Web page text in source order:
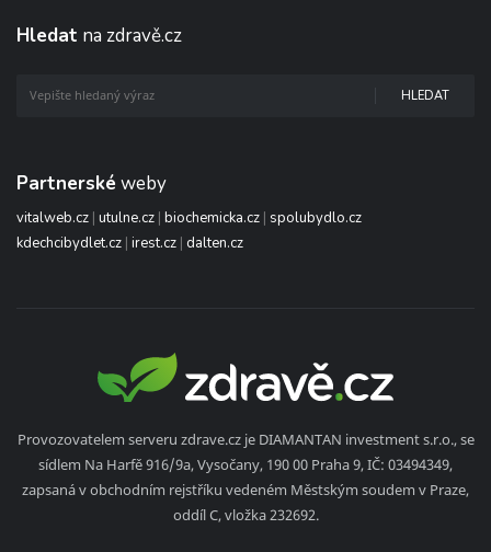
Hledat na zdravě.cz
HLEDAT
Partnerské weby
vitalweb.cz | utulne.cz | biochemicka.cz | spolubydlo.cz
kdechcibydlet.cz | irest.cz | dalten.cz
Provozovatelem serveru zdrave.cz je DIAMANTAN investment s.r.o., se
sídlem Na Harfě 916/9a, Vysočany, 190 00 Praha 9, IČ: 03494349,
zapsaná v obchodním rejstříku vedeném Městským soudem v Praze,
oddíl C, vložka 232692.